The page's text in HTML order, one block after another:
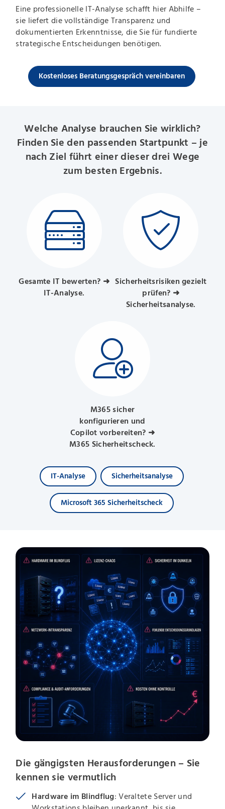
Eine professionelle IT-Analyse schafft hier Abhilfe –
sie liefert die vollständige Transparenz und
dokumentierten Erkenntnisse, die Sie für fundierte
strategische Entscheidungen benötigen.
Kostenloses Beratungsgespräch vereinbaren
Welche Analyse brauchen Sie wirklich?
Finden Sie den passenden Startpunkt – je
nach Ziel führt einer dieser drei Wege
zum besten Ergebnis.
Gesamte IT bewerten? ➜
IT‑Analyse.
Sicherheitsrisiken gezielt
prüfen? ➜
Sicherheitsanalyse.
M365 sicher
konfigurieren und
Copilot vorbereiten? ➜
M365 Sicherheitscheck.
IT-Analyse Sicherheitsanalyse
Microsoft 365 Sicherheitscheck
Die gängigsten Herausforderungen – Sie
kennen sie vermutlich
Hardware im Blindflug: Veraltete Server und